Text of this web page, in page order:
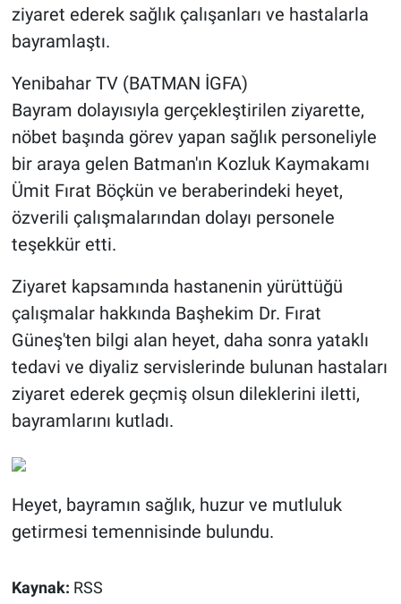
ziyaret ederek sağlık çalışanları ve hastalarla
bayramlaştı.
Yenibahar TV (BATMAN İGFA)
Bayram dolayısıyla gerçekleştirilen ziyarette,
nöbet başında görev yapan sağlık personeliyle
bir araya gelen Batman'ın Kozluk Kaymakamı
Ümit Fırat Böçkün ve beraberindeki heyet,
özverili çalışmalarından dolayı personele
teşekkür etti.
Ziyaret kapsamında hastanenin yürüttüğü
çalışmalar hakkında Başhekim Dr. Fırat
Güneş'ten bilgi alan heyet, daha sonra yataklı
tedavi ve diyaliz servislerinde bulunan hastaları
ziyaret ederek geçmiş olsun dileklerini iletti,
bayramlarını kutladı.
Heyet, bayramın sağlık, huzur ve mutluluk
getirmesi temennisinde bulundu.
Kaynak: RSS